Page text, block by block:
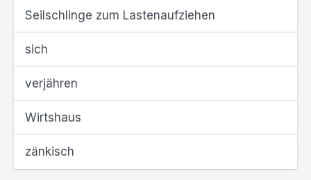
Seilschlinge zum Lastenaufziehen
sich
verjähren
Wirtshaus
zänkisch